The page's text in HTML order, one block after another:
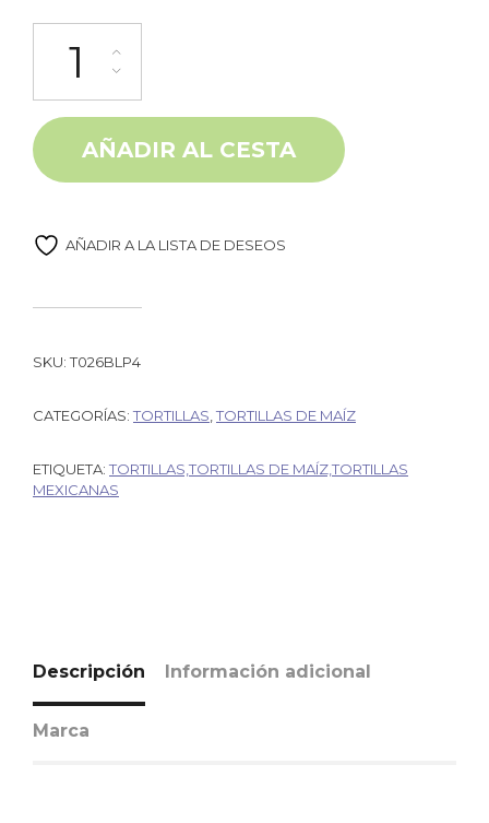
AÑADIR AL CESTA
AÑADIR A LA LISTA DE DESEOS
SKU:T026BLP4
CATEGORÍAS: TORTILLAS TORTILLAS DE MAÍZ
ETIQUETA: TORTILLAS,TORTILLAS DE MAÍZ,TORTILLAS
MEXICANAS
Descripción Información adicional
Marca